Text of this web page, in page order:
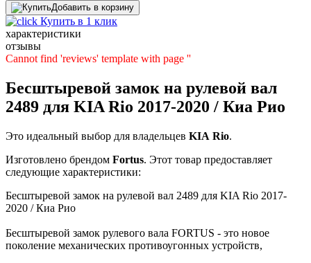
Добавить в корзину
Купить в 1 клик
характеристики
отзывы
Cannot find 'reviews' template with page ''
Бесштыревой замок на рулевой вал
2489 для KIA Rio 2017-2020 / Киа Рио
Это идеальный выбор для владельцев KIA Rio.
Изготовлено брендом Fortus. Этот товар предоставляет
следующие характеристики:
Бесштыревой замок на рулевой вал 2489 для KIA Rio 2017-
2020 / Киа Рио
Бесштыревой замок рулевого вала FORTUS - это новое
поколение механических противоугонных устройств,